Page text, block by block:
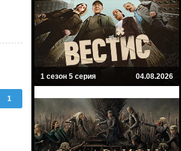
1
1 сезон 5 серия 04.08.2026